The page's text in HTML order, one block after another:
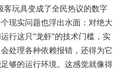
客玩具变成了全民热议的数字
现实问题也浮出水面：对绝大
行这只“龙虾”的技术门槛，实
处理各种依赖报错，还得为它
够的运行环境。这感觉就像得